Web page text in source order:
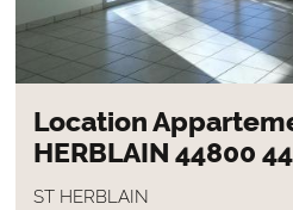
Location
HERBLAIN 44800
ST HERBLAIN